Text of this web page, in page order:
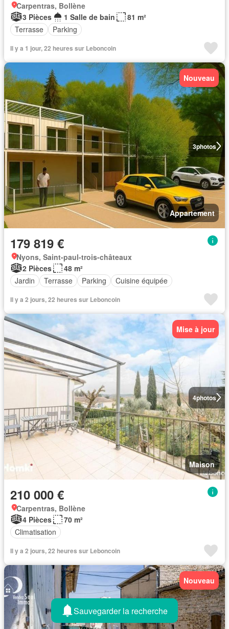
Carpentras, Bollène
3 Pièces
1 Salle de bain
81 m²
Terrasse
Parking
Il y a 1 jour, 22 heures sur Leboncoin
3photos
Nouveau
Appartement
179 819 €
Nyons, Saint-paul-trois-châteaux
2 Pièces
48 m²
Jardin
Terrasse Parking Cuisine équipée
Il y a 2 jours, 22 heures sur Leboncoin
4photos
Mise à jour
Maison
210 000 €
Carpentras, Bollène
4 Pièces
70 m²
Climatisation
Il y a 2 jours, 22 heures sur Leboncoin
Nouveau
Sauvegarder la recherche